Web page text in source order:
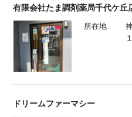
有限会社たま調剤薬局千代ケ丘
所在地
ドリームファーマシー